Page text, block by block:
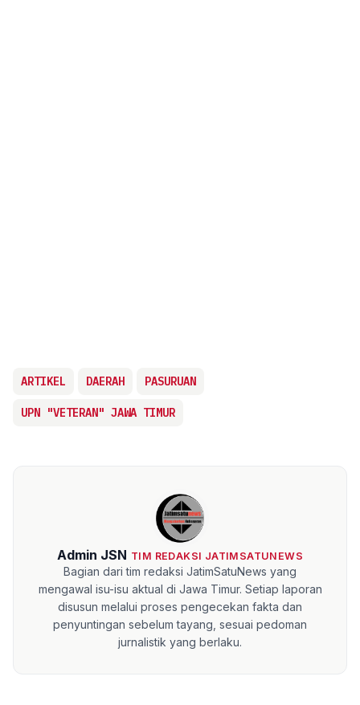
ARTIKEL DAERAH PASURUAN
UPN "VETERAN" JAWA TIMUR
Admin JSN TIM REDAKSI JATIMSATUNEWS
Bagian dari tim redaksi JatimSatuNews yang
mengawal isu-isu aktual di Jawa Timur. Setiap laporan
disusun melalui proses pengecekan fakta dan
penyuntingan sebelum tayang, sesuai pedoman
jurnalistik yang berlaku.